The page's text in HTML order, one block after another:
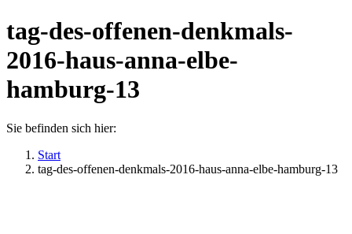
tag-des-offenen-denkmals-
2016-haus-anna-elbe-
hamburg-13
Sie befinden sich hier:
Start
tag-des-offenen-denkmals-2016-haus-anna-elbe-hamburg-13